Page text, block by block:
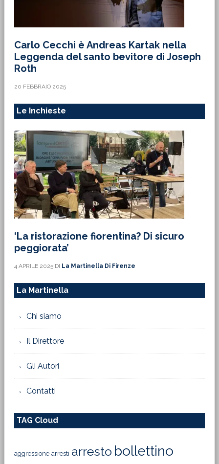
Carlo Cecchi è Andreas Kartak nella
Leggenda del santo bevitore di Joseph
Roth
20 FEBBRAIO 2025
Le Inchieste
‘La ristorazione fiorentina? Di sicuro
peggiorata’
4 APRILE 2025DI La Martinella Di Firenze
La Martinella
Chi siamo
Il Direttore
Gli Autori
Contatti
TAG Cloud
aggressione arresti arresto bollettino